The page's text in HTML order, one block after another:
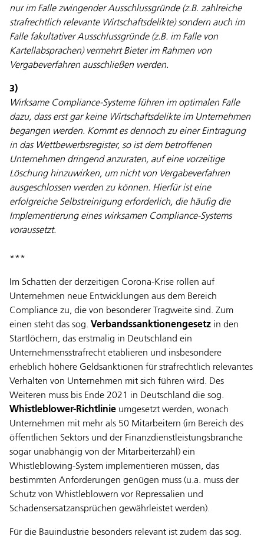
nur im Falle zwingender Ausschlussgründe (z.B. zahlreiche
strafrechtlich relevante Wirtschaftsdelikte) sondern auch im
Falle fakultativer Ausschlussgründe (z.B. im Falle von
Kartellabsprachen) vermehrt Bieter im Rahmen von
Vergabeverfahren ausschließen werden.
3)
Wirksame Compliance-Systeme führen im optimalen Falle
dazu, dass erst gar keine Wirtschaftsdelikte im Unternehmen
begangen werden. Kommt es dennoch zu einer Eintragung
in das Wettbewerbsregister, so ist dem betroffenen
Unternehmen dringend anzuraten, auf eine vorzeitige
Löschung hinzuwirken, um nicht von Vergabeverfahren
ausgeschlossen werden zu können. Hierfür ist eine
erfolgreiche Selbstreinigung erforderlich, die häufig die
Implementierung eines wirksamen Compliance-Systems
voraussetzt.
***
Im Schatten der derzeitigen Corona-Krise rollen auf
Unternehmen neue Entwicklungen aus dem Bereich
Compliance zu, die von besonderer Tragweite sind. Zum
einen steht das sog. Verbandssanktionengesetz in den
Startlöchern, das erstmalig in Deutschland ein
Unternehmensstrafrecht etablieren und insbesondere
erheblich höhere Geldsanktionen für strafrechtlich relevantes
Verhalten von Unternehmen mit sich führen wird. Des
Weiteren muss bis Ende 2021 in Deutschland die sog.
Whistleblower-Richtlinie umgesetzt werden, wonach
Unternehmen mit mehr als 50 Mitarbeitern (im Bereich des
öffentlichen Sektors und der Finanzdienstleistungsbranche
sogar unabhängig von der Mitarbeiterzahl) ein
Whistleblowing-System implementieren müssen, das
bestimmten Anforderungen genügen muss (u.a. muss der
Schutz von Whistleblowern vor Repressalien und
Schadensersatzansprüchen gewährleistet werden).
Für die Bauindustrie besonders relevant ist zudem das sog.